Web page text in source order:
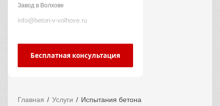
Завод в Волхове
info@beton-v-volhove.ru
Бесплатная консультация
Главная Услуги Испытания бетона